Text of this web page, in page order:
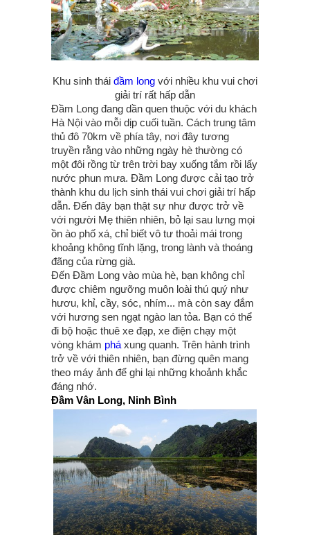
Khu sinh thái đầm long với nhiều khu vui chơi
giải trí rất hấp dẫn
Đầm Long đang dần quen thuộc với du khách
Hà Nội vào mỗi dịp cuối tuần. Cách trung tâm
thủ đô 70km về phía tây, nơi đây tương
truyền rằng vào những ngày hè thường có
một đôi rồng từ trên trời bay xuống tắm rồi lấy
nước phun mưa. Đầm Long được cải tạo trở
thành khu du lịch sinh thái vui chơi giải trí hấp
dẫn. Đến đây bạn thật sự như được trở về
với người Mẹ thiên nhiên, bỏ lại sau lưng mọi
ồn ào phố xá, chỉ biết vô tư thoải mái trong
khoảng không tĩnh lặng, trong lành và thoáng
đãng của rừng già.
Đến Đầm Long vào mùa hè, bạn không chỉ
được chiêm ngưỡng muôn loài thú quý như
hươu, khỉ, cầy, sóc, nhím... mà còn say đắm
với hương sen ngạt ngào lan tỏa. Bạn có thể
đi bộ hoặc thuê xe đạp, xe điện chạy một
vòng khám phá xung quanh. Trên hành trình
trở về với thiên nhiên, bạn đừng quên mang
theo máy ảnh để ghi lại những khoảnh khắc
đáng nhớ.
Đầm Vân Long, Ninh Bình